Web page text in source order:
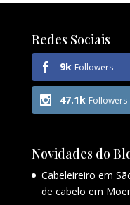
Redes Sociais
9k Followers
47.1k Followers
Novidades do
Cabeleireiro em
de cabelo em